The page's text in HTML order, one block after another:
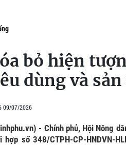
bỏ hiện
dùng và
09/07/2026
- Chính phủ, Hội Nông
hợp số 348/CTPH-CP-HNDVN-